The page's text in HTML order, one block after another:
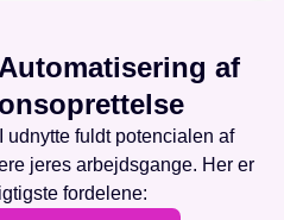
af
udnytte fuldt potencialen af
jeres arbejdsgange. Her er
fordelene: